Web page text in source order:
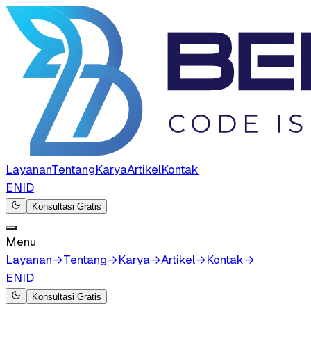
LayananTentangKaryaArtikelKontak
ENID
Konsultasi Gratis
Menu
Layanan→Tentang→Karya→Artikel→Kontak→
ENID
Konsultasi Gratis